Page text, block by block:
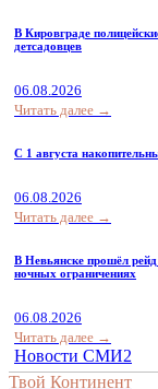
В Кировграде
детсадовцев
06.08.2026
Читать далее →
С 1 августа
06.08.2026
Читать далее →
В Невьянске прошёл
ночных ограничениях
06.08.2026
Читать далее →
Новости СМИ2
Твой Континент